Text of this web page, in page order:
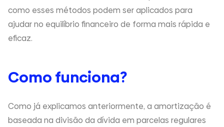
como esses métodos podem ser aplicados para
ajudar no equilíbrio financeiro de forma mais rápida e
eficaz.
Como funciona?
Como já explicamos anteriormente, a amortização é
baseada na divisão da dívida em parcelas regulares